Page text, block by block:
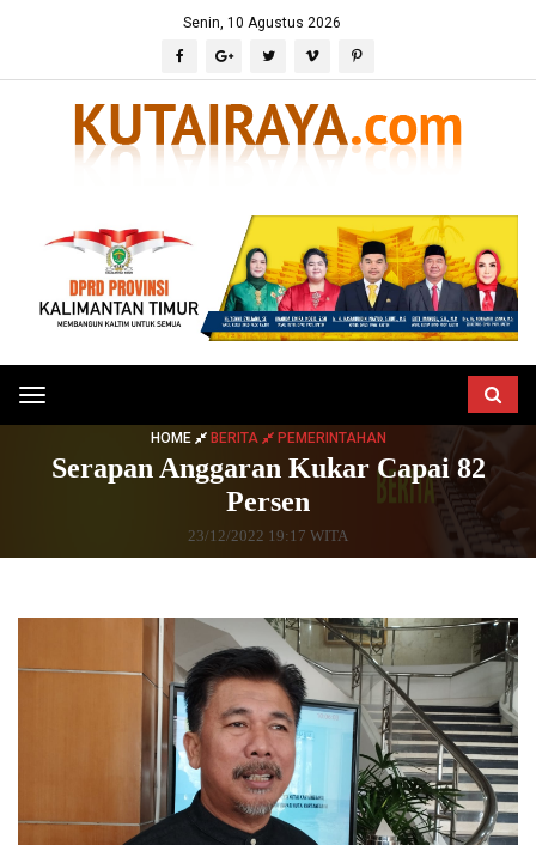
Senin, 10 Agustus 2026
Toggle
navigation
HOME BERITA PEMERINTAHAN
Serapan Anggaran Kukar Capai 82
Persen
23/12/2022 19:17 WITA